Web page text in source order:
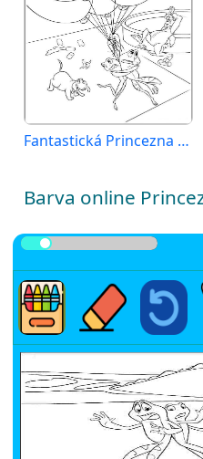
Fantastická Princezna a žabák
Barva online